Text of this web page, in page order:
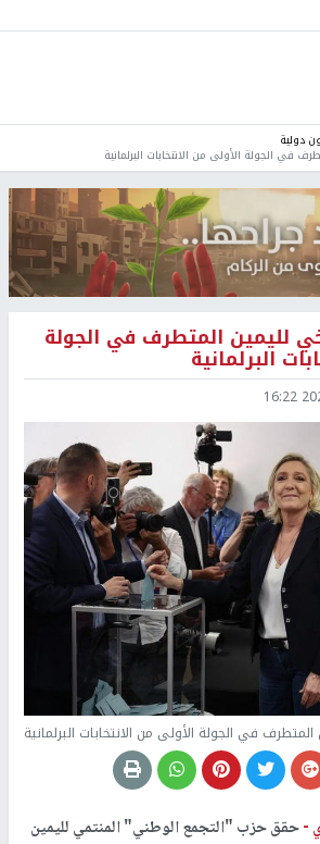
دولية
في الجولة الأولى من الانتخابات البرلمانية
لليمين المتطرف في الجولة
البرلمانية
في الجولة الأولى من الانتخابات البرلمانية
-حقق حزب "التجمع الوطني" المنتمي لليمين